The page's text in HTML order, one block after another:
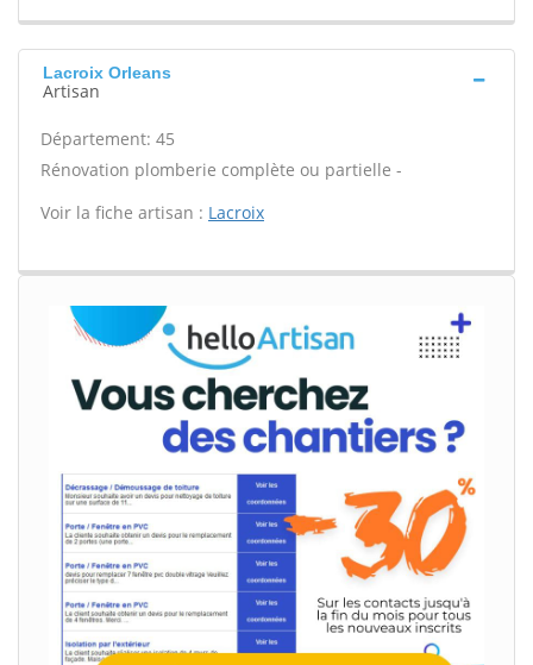
Lacroix Orleans
Artisan
Département: 45
Rénovation plomberie complète ou partielle -
Voir la fiche artisan : Lacroix